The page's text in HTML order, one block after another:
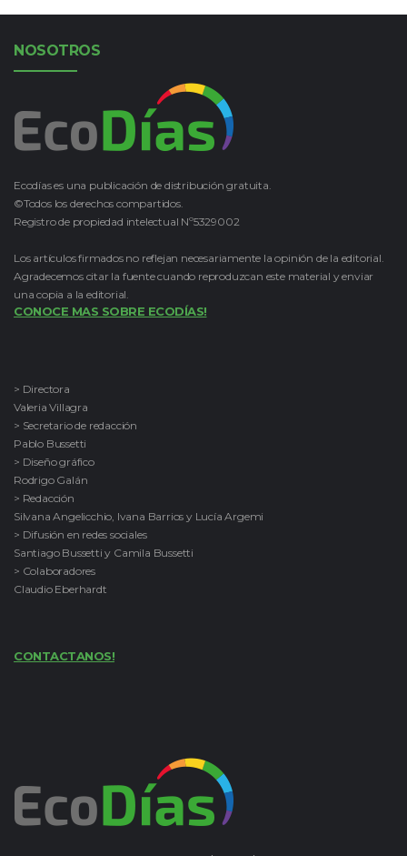
NOSOTROS
Ecodías es una publicación de distribución gratuita.
©Todos los derechos compartidos.
Registro de propiedad intelectual Nº5329002
Los artículos firmados no reflejan necesariamente la opinión de la editorial.
Agradecemos citar la fuente cuando reproduzcan este material y enviar
una copia a la editorial.
CONOCE MAS SOBRE ECODÍAS!
> Directora
Valeria Villagra
> Secretario de redacción
Pablo Bussetti
> Diseño gráfico
Rodrigo Galán
> Redacción
Silvana Angelicchio, Ivana Barrios y Lucía Argemi
> Difusión en redes sociales
Santiago Bussetti y Camila Bussetti
> Colaboradores
Claudio Eberhardt
CONTACTANOS!